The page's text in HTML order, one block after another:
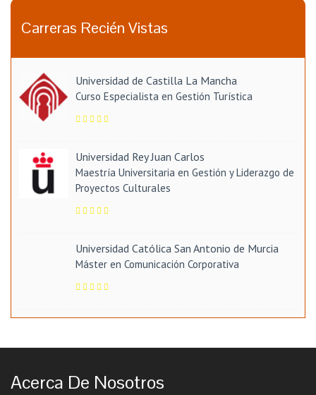
Carreras Recién Vistas
Universidad de Castilla La Mancha
Curso Especialista en Gestión Turística
Universidad Rey Juan Carlos
Maestría Universitaria en Gestión y Liderazgo de
Proyectos Culturales
Universidad Católica San Antonio de Murcia
Máster en Comunicación Corporativa
Acerca De Nosotros